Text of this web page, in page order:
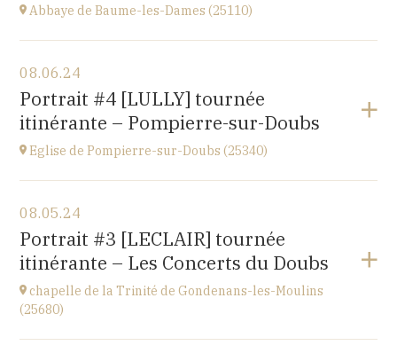
Abbaye de Baume-les-Dames (25110)
Abbaye Sainte-Odile
place de l'abbaye, 25110 Baume-les-Dames
at20H00
08.06.24
Portrait #4 [LULLY] tournée
itinérante – Pompierre-sur-Doubs
Eglise de Pompierre-sur-Doubs (25340)
Eglise de Pompierre-sur-Doubs (25340)
3 chemin de l'église
at20H00
08.05.24
Portrait #3 [LECLAIR] tournée
itinérante – Les Concerts du Doubs
chapelle de la Trinité de Gondenans-les-Moulins
(25680)